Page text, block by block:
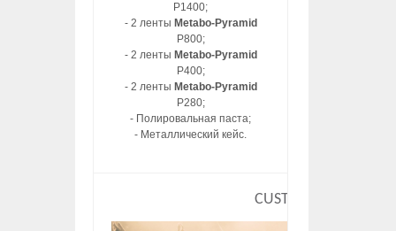
P1400;
- 2 ленты Metabo-Pyramid
P800;
- 2 ленты Metabo-Pyramid
P400;
- 2 ленты Metabo-Pyramid
P280;
- Полировальная паста;
- Металлический кейс.
CUSTOM HTML